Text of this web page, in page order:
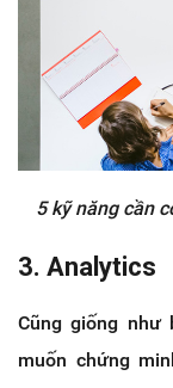
5 kỹ năng cần
3. Analytics
Cũng giống như
muốn chứng